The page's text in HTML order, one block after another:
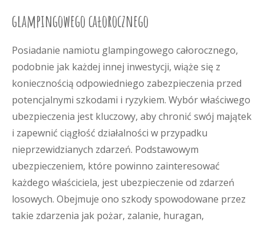
glampingowego całorocznego
Posiadanie namiotu glampingowego całorocznego,
podobnie jak każdej innej inwestycji, wiąże się z
koniecznością odpowiedniego zabezpieczenia przed
potencjalnymi szkodami i ryzykiem. Wybór właściwego
ubezpieczenia jest kluczowy, aby chronić swój majątek
i zapewnić ciągłość działalności w przypadku
nieprzewidzianych zdarzeń. Podstawowym
ubezpieczeniem, które powinno zainteresować
każdego właściciela, jest ubezpieczenie od zdarzeń
losowych. Obejmuje ono szkody spowodowane przez
takie zdarzenia jak pożar, zalanie, huragan,